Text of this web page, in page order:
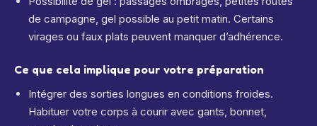
de campagne, gel possible au petit matin. Certains
virages ou faux plats peuvent manquer d’adhérence.
Ce que cela implique pour votre préparation
Intégrer des sorties longues en conditions froides.
Habituer votre corps à courir avec gants, bonnet,